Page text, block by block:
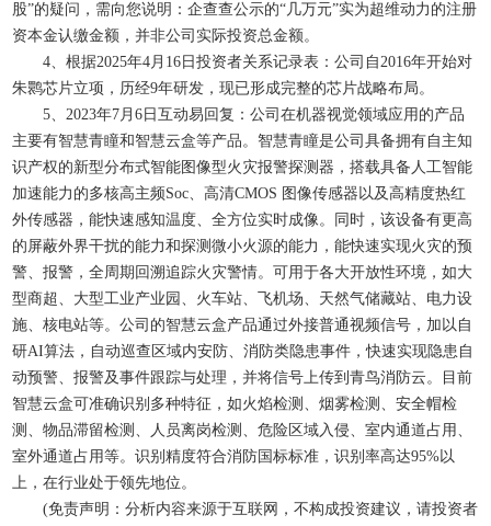
股”的疑问，需向您说明：企查查公示的“几万元”实为超维动力的注册
资本金认缴金额，并非公司实际投资总金额。
4、根据2025年4月16日投资者关系记录表：公司自2016年开始对
朱鹮芯片立项，历经9年研发，现已形成完整的芯片战略布局。
5、2023年7月6日互动易回复：公司在机器视觉领域应用的产品
主要有智慧青瞳和智慧云盒等产品。智慧青瞳是公司具备拥有自主知
识产权的新型分布式智能图像型火灾报警探测器，搭载具备人工智能
加速能力的多核高主频Soc、高清CMOS 图像传感器以及高精度热红
外传感器，能快速感知温度、全方位实时成像。同时，该设备有更高
的屏蔽外界干扰的能力和探测微小火源的能力，能快速实现火灾的预
警、报警，全周期回溯追踪火灾警情。可用于各大开放性环境，如大
型商超、大型工业产业园、火车站、飞机场、天然气储藏站、电力设
施、核电站等。公司的智慧云盒产品通过外接普通视频信号，加以自
研AI算法，自动巡查区域内安防、消防类隐患事件，快速实现隐患自
动预警、报警及事件跟踪与处理，并将信号上传到青鸟消防云。目前
智慧云盒可准确识别多种特征，如火焰检测、烟雾检测、安全帽检
测、物品滞留检测、人员离岗检测、危险区域入侵、室内通道占用、
室外通道占用等。识别精度符合消防国标标准，识别率高达95%以
上，在行业处于领先地位。
(免责声明：分析内容来源于互联网，不构成投资建议，请投资者